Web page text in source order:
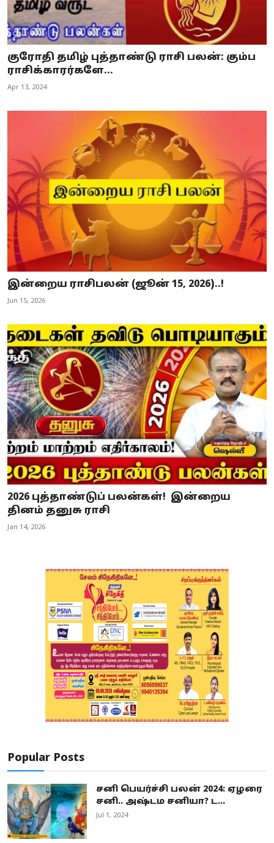
குரோதி தமிழ் புத்தாண்டு ராசி பலன்: கும்ப
ராசிக்காரர்களே...
Apr 13, 2024
இன்றைய ராசிபலன் (ஜூன் 15, 2026)..!
Jun 15, 2026
2026 புத்தாண்டுப் பலன்கள்! இன்றைய
தினம் தனுசு ராசி
Jan 14, 2026
Popular Posts
சனி பெயர்ச்சி பலன் 2024: ஏழரை
சனி.. அஷ்டம சனியா? ட...
Jul 1, 2024